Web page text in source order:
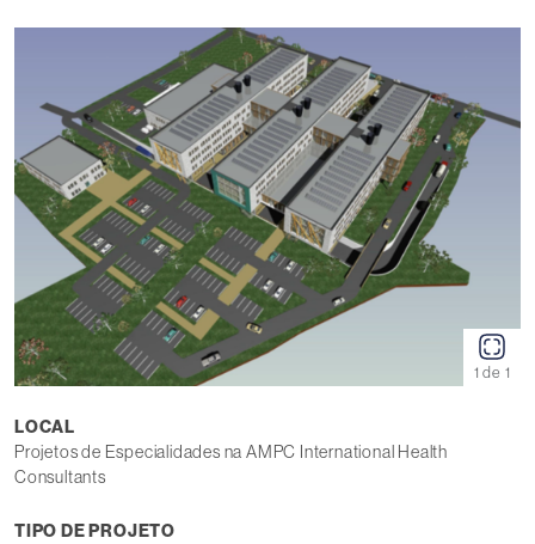
1 de 1
LOCAL
Projetos de Especialidades na AMPC International Health
Consultants
TIPO DE PROJETO